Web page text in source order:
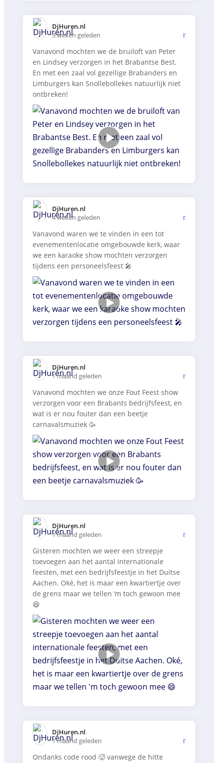
DjHuren.nl️
3 weken geleden
Vanavond mochten we de bruiloft van Peter
en Lindsey verzorgen in het Brabantse Best.
En met een zaal vol gezellige Brabanders en
Limburgers kan Snollebollekes natuurlijk niet
ontbreken!
DjHuren.nl️
4 weken geleden
Vanavond waren we te vinden in een tot
evenementenlocatie omgebouwde kerk, waar
we een karaoke show mochten verzorgen
tijdens een personeelsfeest 🎤
DjHuren.nl️
1 maand geleden
Vanavond mochten we onze Fout Feest show
verzorgen voor een Brabants bedrijfsfeest, en
wat is er nou fouter dan een beetje
carnavalsmuziek 🥳
DjHuren.nl️
1 maand geleden
Gisteren mochten we weer een streepje
toevoegen aan het aantal internationale
feesten, met een bedrijfsfeestje in het Duitse
Aachen. Oké, het is maar een kwartiertje over
de grens maar we tellen ‘m toch gewoon mee
😄
DjHuren.nl️
1 maand geleden
Ondanks code rood 🥵 vanwege de hitte